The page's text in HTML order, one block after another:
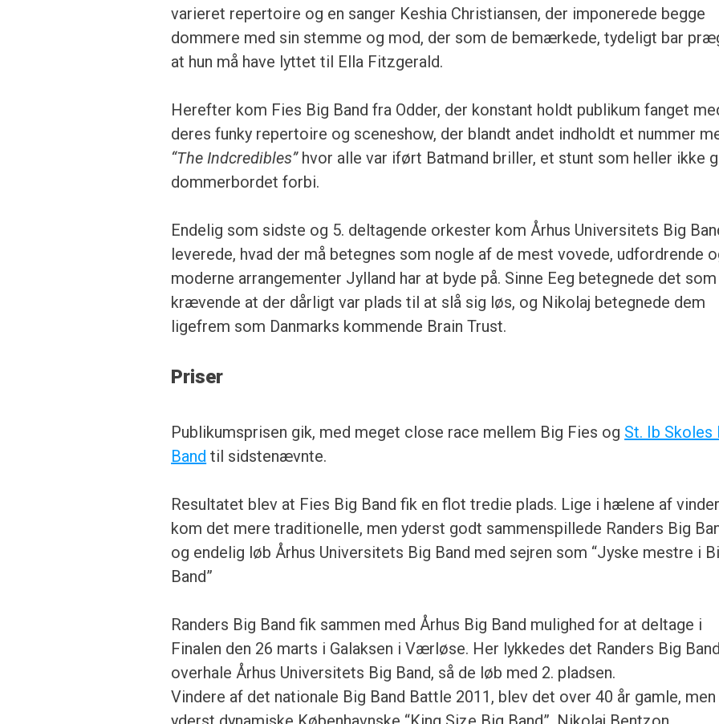
varieret repertoire og en sanger Keshia Christiansen, der imponerede begge
dommere med sin stemme og mod, der som de bemærkede, tydeligt bar
at hun må have lyttet til Ella Fitzgerald.
Herefter kom Fies Big Band fra Odder, der konstant holdt publikum fanget
deres funky repertoire og sceneshow, der blandt andet indholdt et nummer
“The Indcredibles”hvor alle var iført Batmand briller, et stunt som heller ikke
dommerbordet forbi.
Endelig som sidste og 5. deltagende orkester kom Århus Universitets Big
leverede, hvad der må betegnes som nogle af de mest vovede, udfordrende
moderne arrangementer Jylland har at byde på. Sinne Eeg betegnede det
krævende at der dårligt var plads til at slå sig løs, og Nikolaj betegnede dem
ligefrem som Danmarks kommende Brain Trust.
Priser
Publikumsprisen gik, med meget close race mellem Big Fies og St. Ib Skoles
Band til sidstenævnte.
Resultatet blev at Fies Big Band fik en flot tredie plads. Lige i hælene af
kom det mere traditionelle, men yderst godt sammenspillede Randers Big
og endelig løb Århus Universitets Big Band med sejren som “Jyske mestre i
Band”
Randers Big Band fik sammen med Århus Big Band mulighed for at deltage i
Finalen den 26 marts i Galaksen i Værløse. Her lykkedes det Randers Big
overhale Århus Universitets Big Band, så de løb med 2. pladsen.
Vindere af det nationale Big Band Battle 2011, blev det over 40 år gamle, men